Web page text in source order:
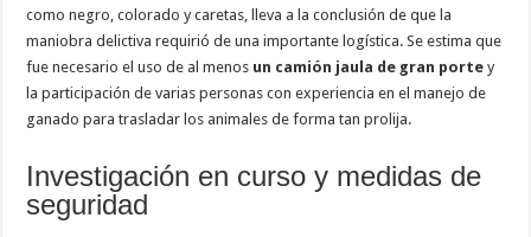
como negro, colorado y caretas, lleva a la conclusión de que la
maniobra delictiva requirió de una importante logística. Se estima que
fue necesario el uso de al menos un camión jaula de gran porte y
la participación de varias personas con experiencia en el manejo de
ganado para trasladar los animales de forma tan prolija.
Investigación en curso y medidas de
seguridad